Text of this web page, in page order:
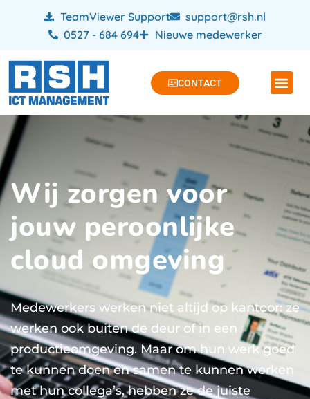
TeamViewer Support
support@rsh.nl
0527 - 684 694
Nieuwe medewerker
CONTACT
Wij zorgen voor
jouw peroonlijke
cloud omgeving
Medewerkers werken niet altijd op kantoor: ze
werken ook buiten de deur of in een
productieomgeving. Maar om hun werk goed
te kunnen doen en samen te kunnen werken
met hun collega’s, hebben ze de juiste